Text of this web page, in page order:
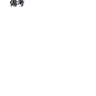
備考